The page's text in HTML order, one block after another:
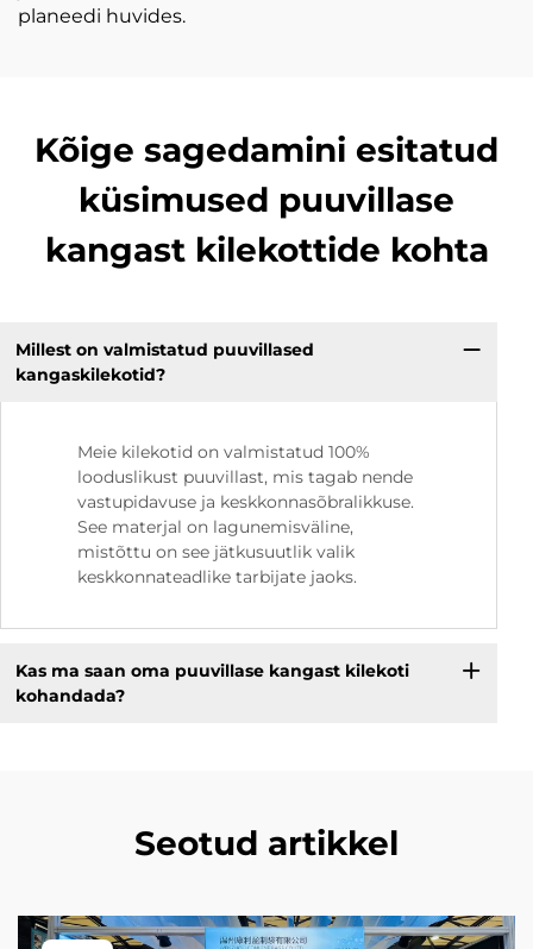
planeedi huvides.
Kõige sagedamini esitatud
küsimused puuvillase
kangast kilekottide kohta
Millest on valmistatud puuvillased
kangaskilekotid?
Meie kilekotid on valmistatud 100%
looduslikust puuvillast, mis tagab nende
vastupidavuse ja keskkonnasõbralikkuse.
See materjal on lagunemisväline,
mistõttu on see jätkusuutlik valik
keskkonnateadlike tarbijate jaoks.
Kas ma saan oma puuvillase kangast kilekoti
kohandada?
Seotud artikkel